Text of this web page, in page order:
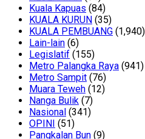
Kuala Kapuas (84)
KUALA KURUN (35)
KUALA PEMBUANG (1,940)
Lain-lain (6)
Legislatif (155)
Metro Palangka Raya (941)
Metro Sampit (76)
Muara Teweh (12)
Nanga Bulik (7)
Nasional (341)
OPINI (51)
Pangkalan Bun (9)